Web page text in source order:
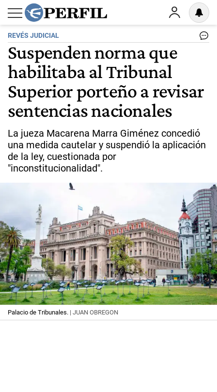
REVÉS JUDICIAL
Suspenden norma que
habilitaba al Tribunal
Superior porteño a revisar
sentencias nacionales
La jueza Macarena Marra Giménez concedió
una medida cautelar y suspendió la aplicación
de la ley, cuestionada por
"inconstitucionalidad".
Palacio de Tribunales. | JUAN OBREGON